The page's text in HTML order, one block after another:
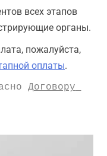
всех этапов
органы.
пожалуйста,
оплаты.
Договору